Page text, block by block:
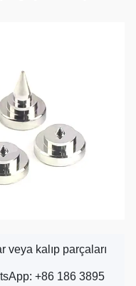
veya kalıp parçaları
+86 186 3895